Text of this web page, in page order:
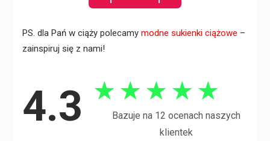
PS. dla Pań w ciąży polecamy modne sukienki ciążowe –
zainspiruj się z nami!
4.3 ★ ★ ★ ★ ★
Bazuje na 12 ocenach naszych
klientek